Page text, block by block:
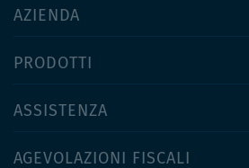
AZIENDA
PRODOTTI
ASSISTENZA
AGEVOLAZIONI FISCALI